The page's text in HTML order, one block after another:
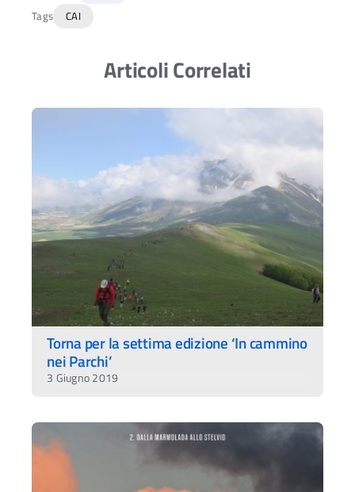
Tags
CAI
Articoli Correlati
Torna per la settima edizione ‘In cammino
nei Parchi’
3 Giugno 2019